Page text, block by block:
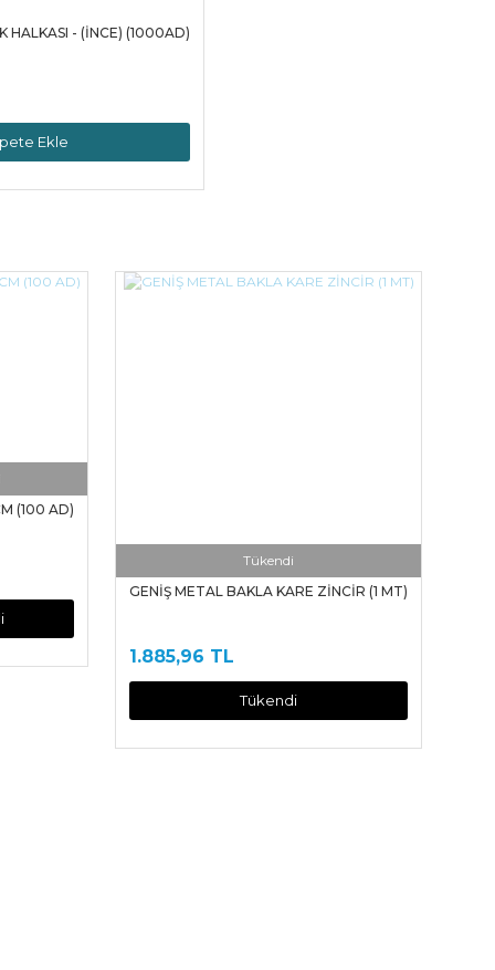
HALKASI - (İNCE) (1000AD)
Ekle
(100 AD)
Tükendi
GENİŞ METAL BAKLA KARE ZİNCİR (1 MT)
1.885,96 TL
Tükendi